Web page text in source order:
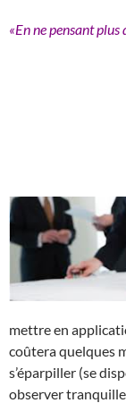
«En ne pensant
mettre en
coûtera quelques
s’éparpiller (se
observer